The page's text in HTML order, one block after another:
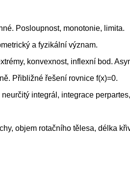
Posloupnost, monotonie, limita.
a fyzikální význam.
konvexnost, inflexní bod.
Přibližné řešení rovnice f(x)=0.
integrál, integrace
objem rotačního tělesa, délka